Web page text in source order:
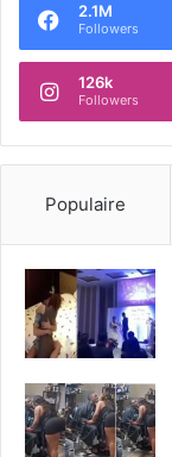
2.1M
Followers
126k
Followers
Populaire